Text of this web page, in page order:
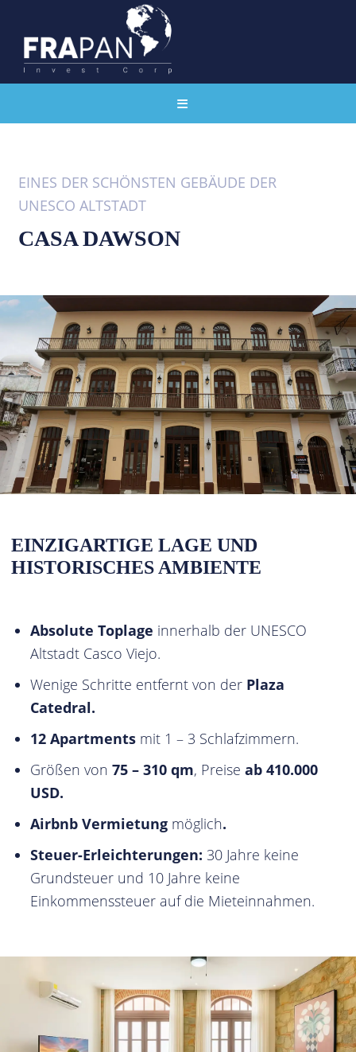
EINES DER SCHÖNSTEN GEBÄUDE DER
UNESCO ALTSTADT
CASA DAWSON
EINZIGARTIGE LAGE UND
HISTORISCHES AMBIENTE
Absolute Toplage innerhalb der UNESCO
Altstadt Casco Viejo.
Wenige Schritte entfernt von der Plaza
Catedral.
12 Apartments mit 1 – 3 Schlafzimmern.
Größen von 75 – 310 qm, Preise ab 410.000
USD.
Airbnb Vermietung möglich.
Steuer-Erleichterungen: 30 Jahre keine
Grundsteuer und 10 Jahre keine
Einkommenssteuer auf die Mieteinnahmen.